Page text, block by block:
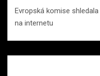
Evropská komise
na internetu